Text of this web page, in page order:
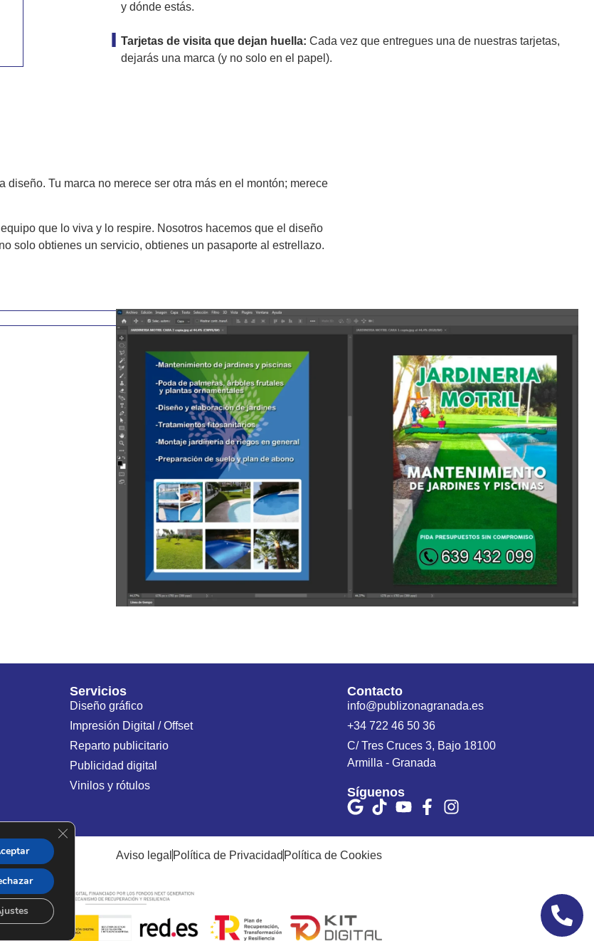
y dónde estás.
Tarjetas de visita que dejan huella: Cada vez que entregues una de nuestras tarjetas,
dejarás una marca (y no solo en el papel).
diseño. Tu marca no merece ser otra más en el montón; merece
que lo viva y lo respire. Nosotros hacemos que el diseño
solo obtienes un servicio, obtienes un pasaporte al estrellazo.
Servicios
Diseño gráfico
Impresión Digital / Offset
Reparto publicitario
Publicidad digital
Vinilos y rótulos
Contacto
info@publizonagranada.es
+34 722 46 50 36
C/ Tres Cruces 3, Bajo 18100
Armilla - Granada
Síguenos
Aviso legal Política de Privacidad Política de Cookies
Cerrar el banner de cookies RGPD